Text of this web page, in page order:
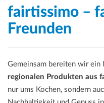
fairtissimo –
Freunden
Gemeinsam bereiten wir
regionalen Produkten aus
nur ums Kochen, sondern